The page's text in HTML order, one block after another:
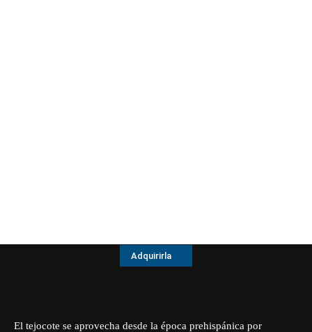
Adquirirla
El tejocote se aprovecha desde la época prehispánica por